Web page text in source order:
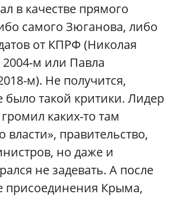
в качестве прямого
самого Зюганова, либо
от КПРФ (Николая
м или Павла
м). Не получится,
было такой критики. Лидер
каких-то там
власти», правительство,
но даже и
не задевать. А после
присоединения Крыма,